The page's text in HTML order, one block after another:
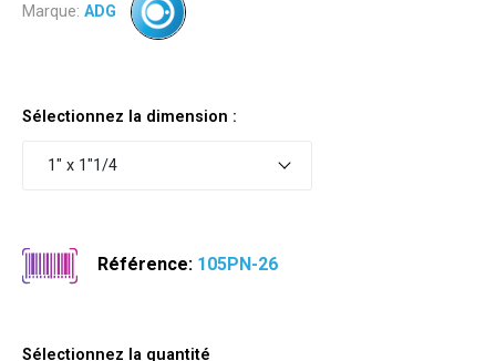
Marque: ADG
Sélectionnez la dimension :
1" x 1"1/4
Référence: 105PN-26
Sélectionnez la quantité